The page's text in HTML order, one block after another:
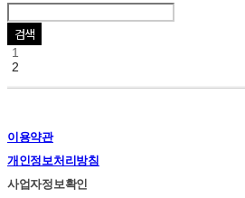
검색
1
2
이용약관
개인정보처리방침
사업자정보확인